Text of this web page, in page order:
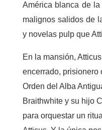
América blanca de
malignos salidos de
y novelas pulp que
En la mansión,
encerrado, prisionero
Orden del Alba
Braithwhite y su hijo
para orquestar un